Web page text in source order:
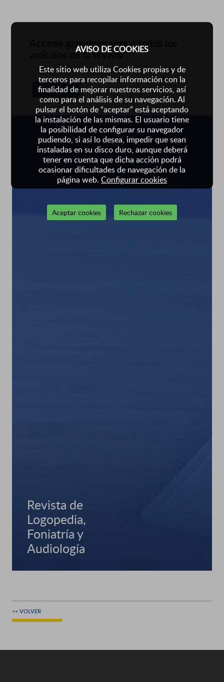
AVISO DE COOKIES
Este sitio web utiliza Cookies propias y de
terceros para recopilar información con la
finalidad de mejorar nuestros servicios, así
como para el análisis de su navegación. Al
pulsar el botón de “aceptar” está aceptando
la instalación de las mismas. El usuario tiene
la posibilidad de configurar su navegador
pudiendo, si así lo desea, impedir que sean
instaladas en su disco duro, aunque deberá
tener en cuenta que dicha acción podrá
ocasionar dificultades de navegación de la
página web. Configurar cookies
Aceptar cookies Rechazar cookies
Revista de
Logopedia,
Foniatría y
Audiología
Accede gratuitamente a todos los
artículos de la revista
HAZTE SOCIO
<< VOLVER